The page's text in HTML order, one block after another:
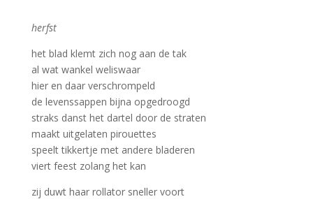
herfst
het blad klemt zich nog aan de tak
al wat wankel weliswaar
hier en daar verschrompeld
de levenssappen bijna opgedroogd
straks danst het dartel door de straten
maakt uitgelaten pirouettes
speelt tikkertje met andere bladeren
viert feest zolang het kan
zij duwt haar rollator sneller voort